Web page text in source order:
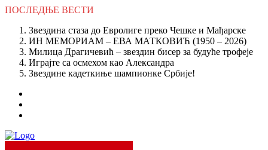
ПОСЛЕДЊЕ ВЕСТИ
Звездина стаза до Евролиге преко Чешке и Мађарске
ИН МЕМОРИАМ – ЕВА МАТКОВИЋ (1950 – 2026)
Милица Драгичевић – звездин бисер за будуће трофеје
Играјте са осмехом као Александра
Звездине кадеткиње шампионке Србије!